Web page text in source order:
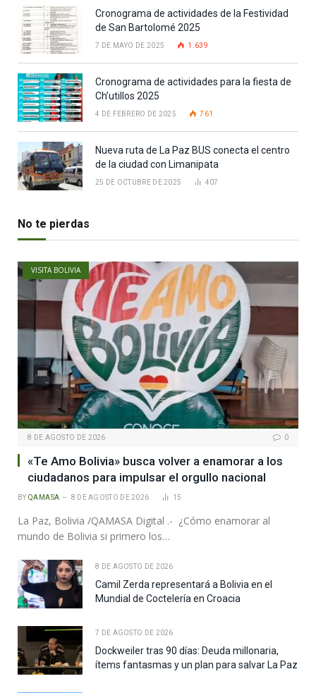
Cronograma de actividades de la Festividad
de San Bartolomé 2025
7 DE MAYO DE 2025 1.639
Cronograma de actividades para la fiesta de
Ch’utillos 2025
4 DE FEBRERO DE 2025 761
Nueva ruta de La Paz BUS conecta el centro
de la ciudad con Limanipata
25 DE OCTUBRE DE 2025 407
No te pierdas
VISITA BOLIVIA
8 DE AGOSTO DE 2026 0
«Te Amo Bolivia» busca volver a enamorar a los
ciudadanos para impulsar el orgullo nacional
BY QAMASA 8 DE AGOSTO DE 2026 15
La Paz, Bolivia /QAMASA Digital .- ¿Cómo enamorar al
mundo de Bolivia si primero los…
8 DE AGOSTO DE 2026
Camil Zerda representará a Bolivia en el
Mundial de Coctelería en Croacia
7 DE AGOSTO DE 2026
Dockweiler tras 90 días: Deuda millonaria,
ítems fantasmas y un plan para salvar La Paz